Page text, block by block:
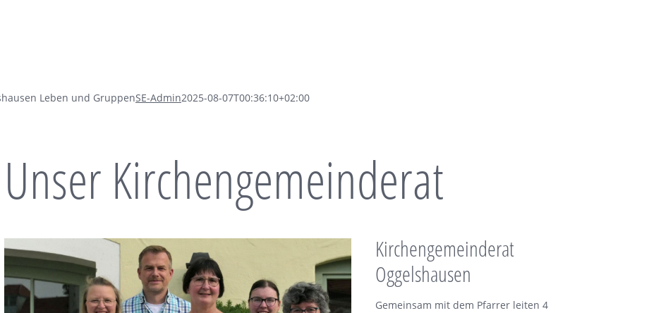
Leben und GruppenSE-Admin2025-08-07T00:36:10+02:00
Unser Kirchengemeinderat
Kirchengemeinderat
Oggelshausen
Gemeinsam mit dem Pfarrer leiten 4